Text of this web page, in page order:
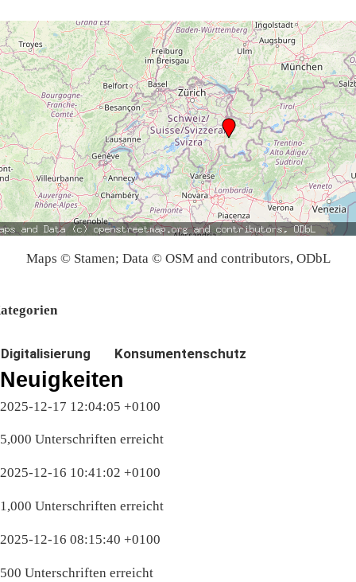
Maps © Stamen; Data © OSM and contributors, ODbL
Digitalisierung Konsumentenschutz
Neuigkeiten
2025-12-17 12:04:05 +0100
5,000 Unterschriften erreicht
2025-12-16 10:41:02 +0100
1,000 Unterschriften erreicht
2025-12-16 08:15:40 +0100
500 Unterschriften erreicht